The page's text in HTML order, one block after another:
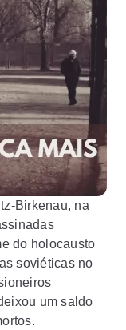
Birkenau, na
do holocausto
soviéticas no
um saldo